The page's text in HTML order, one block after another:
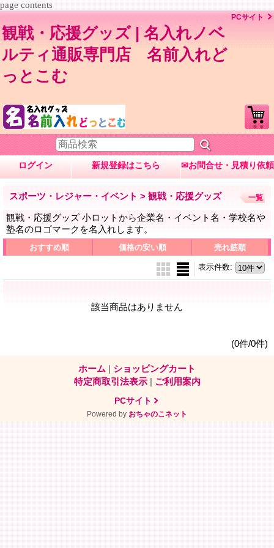
page contents
観戦・応援グッズ | 名入れノベ
ルティ通販専門店 名前入れど
っとこむ
PCサイト
ログイン 新規登録はこちら ✉お問合せ・見積り依頼
スポーツ・レジャー・イベント > 観戦・応援グッズ
観戦・応援グッズ 小ロットから企業名・イベント名・学校名や
塾名のロゴマークを名入れします。
一覧
おすすめ順 価格の安い順 売れ筋順
表示件数:
該当商品はありません
(0件/0件)
ホーム | ショッピングカート
特定商取引法表示 | ご利用案内
PCサイト
Powered by おちゃのこネット